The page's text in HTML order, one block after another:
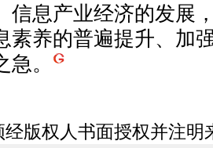
信息产业经济的发展
素养的普遍提升、加
。
经版权人书面授权并注明